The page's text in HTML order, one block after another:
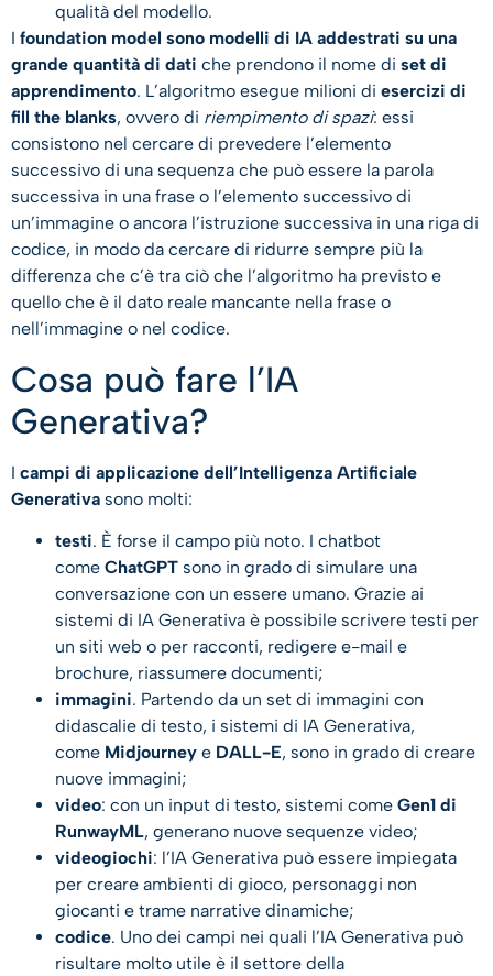
qualità del modello.
I foundation model sono modelli di IA addestrati su una
grande quantità di dati che prendono il nome di set di
apprendimento. L’algoritmo esegue milioni di esercizi di
fill the blanks, ovvero di riempimento di spazi: essi
consistono nel cercare di prevedere l’elemento
successivo di una sequenza che può essere la parola
successiva in una frase o l’elemento successivo di
un’immagine o ancora l’istruzione successiva in una riga di
codice, in modo da cercare di ridurre sempre più la
differenza che c’è tra ciò che l’algoritmo ha previsto e
quello che è il dato reale mancante nella frase o
nell’immagine o nel codice.
Cosa può fare l’IA
Generativa?
I campi di applicazione dell’Intelligenza Artificiale
Generativa sono molti:
testi. È forse il campo più noto. I chatbot
come ChatGPT sono in grado di simulare una
conversazione con un essere umano. Grazie ai
sistemi di IA Generativa è possibile scrivere testi per
un siti web o per racconti, redigere e-mail e
brochure, riassumere documenti;
immagini. Partendo da un set di immagini con
didascalie di testo, i sistemi di IA Generativa,
come Midjourney e DALL-E, sono in grado di creare
nuove immagini;
video: con un input di testo, sistemi come Gen1 di
RunwayML, generano nuove sequenze video;
videogiochi: l’IA Generativa può essere impiegata
per creare ambienti di gioco, personaggi non
giocanti e trame narrative dinamiche;
codice. Uno dei campi nei quali l’IA Generativa può
risultare molto utile è il settore della